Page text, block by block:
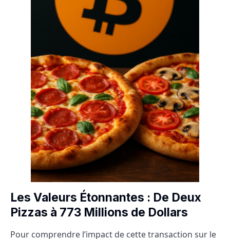
Les Valeurs Étonnantes : De Deux
Pizzas à 773 Millions de Dollars
Pour comprendre l’impact de cette transaction sur le